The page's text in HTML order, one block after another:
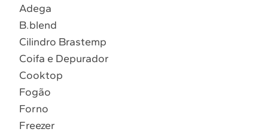
Atendimento Brastemp
4 º Lava Louça
5 º Cooktop
6º Microondas Brastemp
7º Forno
8º Embutir
9º Combos
Adega
B.blend
Cilindro Brastemp
Coifa e Depurador
Cooktop
Fogão
Forno
Freezer